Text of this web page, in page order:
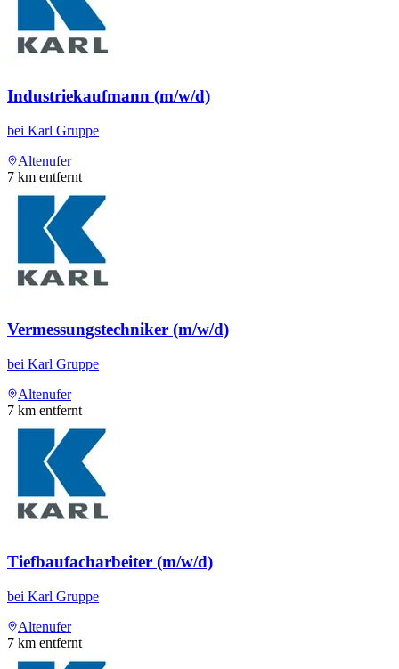
Industriekaufmann (m/w/d)
bei Karl Gruppe
Altenufer
7 km entfernt
Vermessungstechniker (m/w/d)
bei Karl Gruppe
Altenufer
7 km entfernt
Tiefbaufacharbeiter (m/w/d)
bei Karl Gruppe
Altenufer
7 km entfernt